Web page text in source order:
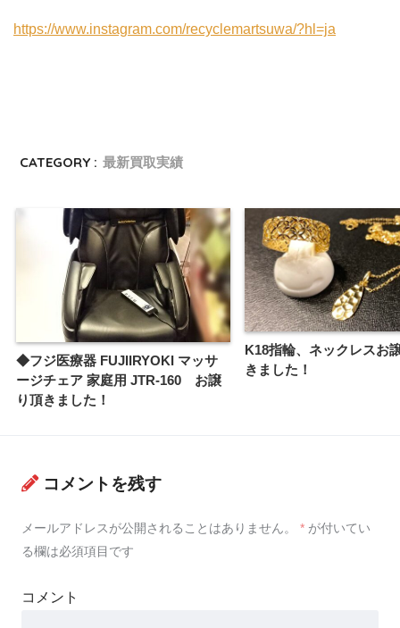
https://www.instagram.com/recyclemartsuwa/?hl=ja
CATEGORY : 最新買取実績
◆フジ医療器 FUJIIRYOKI マッサ
ージチェア 家庭用 JTR-160 お譲
り頂きました！
K18指輪、ネックレスお
きました！
コメントを残す
メールアドレスが公開されることはありません。 * が付いてい
る欄は必須項目です
コメント